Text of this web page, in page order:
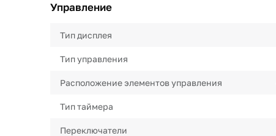
Управление
Тип дисплея
Тип управления
Расположение элементов управления
Тип таймера
Переключатели